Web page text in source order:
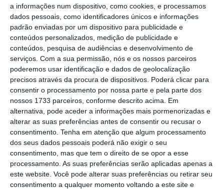
a informações num dispositivo, como cookies, e processamos
dados pessoais, como identificadores únicos e informações
padrão enviadas por um dispositivo para publicidade e
conteúdos personalizados, medição de publicidade e
conteúdos, pesquisa de audiências e desenvolvimento de
serviços. Com a sua permissão, nós e os nossos parceiros
poderemos usar identificação e dados de geolocalização
precisos através da procura de dispositivos. Poderá clicar para
consentir o processamento por nossa parte e pela parte dos
nossos 1733 parceiros, conforme descrito acima. Em
alternativa, pode aceder a informações mais pormenorizadas e
alterar as suas preferências antes de consentir ou recusar o
consentimento. Tenha em atenção que algum processamento
dos seus dados pessoais poderá não exigir o seu
consentimento, mas que tem o direito de se opor a esse
processamento. As suas preferências serão aplicadas apenas a
este website. Você pode alterar suas preferências ou retirar seu
consentimento a qualquer momento voltando a este site e
André Gorjão Costa era CFO dos CTT
CTT 0,08%
desde 2012, tendo sido
reeleito para um novo mandato nos CTT
ainda este ano e que termina em 2019. A
demissão corresponde, na prática, à primeira
baixa na sequência os resultados e da
reestruturação que aí vem. Oficialmente,
ninguém comenta as razões da saída, mas
haverá diferentes visões entre Lacerda e
Gorjão Costa sobre a estratégia a seguir, que
deverá, de resto, ser conhecida no plano de
reestruturação.